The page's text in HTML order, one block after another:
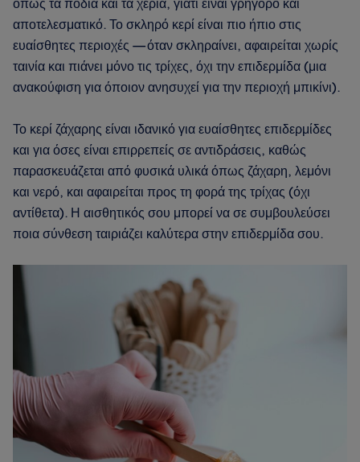
όπως τα πόδια και τα χέρια, γιατί είναι γρήγορο και
αποτελεσματικό. Το σκληρό κερί είναι πιο ήπιο στις
ευαίσθητες περιοχές — όταν σκληραίνει, αφαιρείται χωρίς
ταινία και πιάνει μόνο τις τρίχες, όχι την επιδερμίδα (μια
ανακούφιση για όποιον ανησυχεί για την περιοχή μπικίνι).
Το κερί ζάχαρης είναι ιδανικό για ευαίσθητες επιδερμίδες
και για όσες είναι επιρρεπείς σε αντιδράσεις, καθώς
παρασκευάζεται από φυσικά υλικά όπως ζάχαρη, λεμόνι
και νερό, και αφαιρείται προς τη φορά της τρίχας (όχι
αντίθετα). Η αισθητικός σου μπορεί να σε συμβουλεύσει
ποια σύνθεση ταιριάζει καλύτερα στην επιδερμίδα σου.